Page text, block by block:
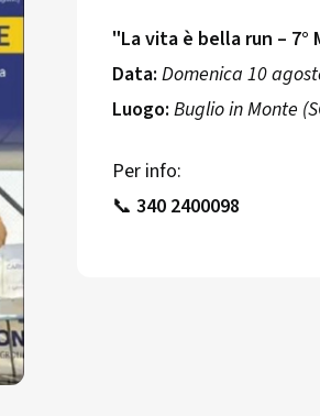
"La vita è bella run –
Data: Domenica 10
Luogo: Buglio in Monte
Per info:
📞340 2400098